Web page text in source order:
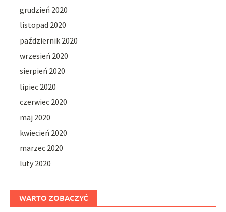
grudzień 2020
listopad 2020
październik 2020
wrzesień 2020
sierpień 2020
lipiec 2020
czerwiec 2020
maj 2020
kwiecień 2020
marzec 2020
luty 2020
WARTO ZOBACZYĆ